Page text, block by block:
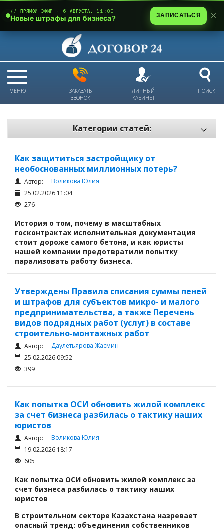
МЕНЮ
ЗАКАЗАТЬ
ЗВОНОК
ЛИЧНЫЙ
КАБИНЕТ
ПОИСК
Категории статей:
Электронный документооборот и цифровая подпись
Трудовые отношения
Техника безопасности и охрана труда
Изменения в законодательстве РК
Займы
Сбор долгов
Регистрация ТОО
Проверка государственных органов
Интернет и право
Корпоративные отношения
Государственные закупки
Заключение, изменение и расторжение договоров
Налоги и налогообложение
Новости сервиса
Архив
Как защититься застройщику от
необоснованных миллионных потерь?
Автор:
Воликова Юлия
25.02.2026 11:04
276
История о том, почему в масштабных
госконтрактах исполнительная документация
стоит дороже самого бетона, и как юристы
нашей компании предотвратили попытку
парализовать работу бизнеса.
Утверждены Правила списания суммы пеней
и штрафов для субъектов микро- и малого
предпринимательства, а также Перечень
видов подрядных работ (услуг) в составе
строительно-монтажных работ
Автор:
Даулетьярова Жасмин
25.02.2026 09:52
399
Как попытка ОСИ обновить жилой комплекс
за счет бизнеса разбилась о тактику наших
юристов
Автор:
Воликова Юлия
19.02.2026 18:17
605
Как попытка ОСИ обновить жилой комплекс за
счет бизнеса разбилась о тактику наших
юристов
В строительном секторе Казахстана назревает
опасный тренд: объединения собственников
// ПРЯМОЙ ЭФИР · 6 АВГУСТА, 11:00
Новые штрафы для бизнеса? ЗАПИСАТЬСЯ